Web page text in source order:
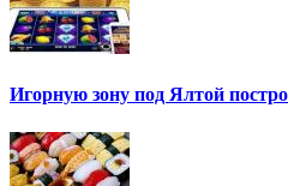
Игорную зону под Ялтой